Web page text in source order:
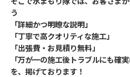
う
「詳細かつ明瞭な説明」
「丁寧で高クオリティな施工」
「出張費・お見積り無料」
「万が一の施工後トラブルにも確実
を、掲げております！